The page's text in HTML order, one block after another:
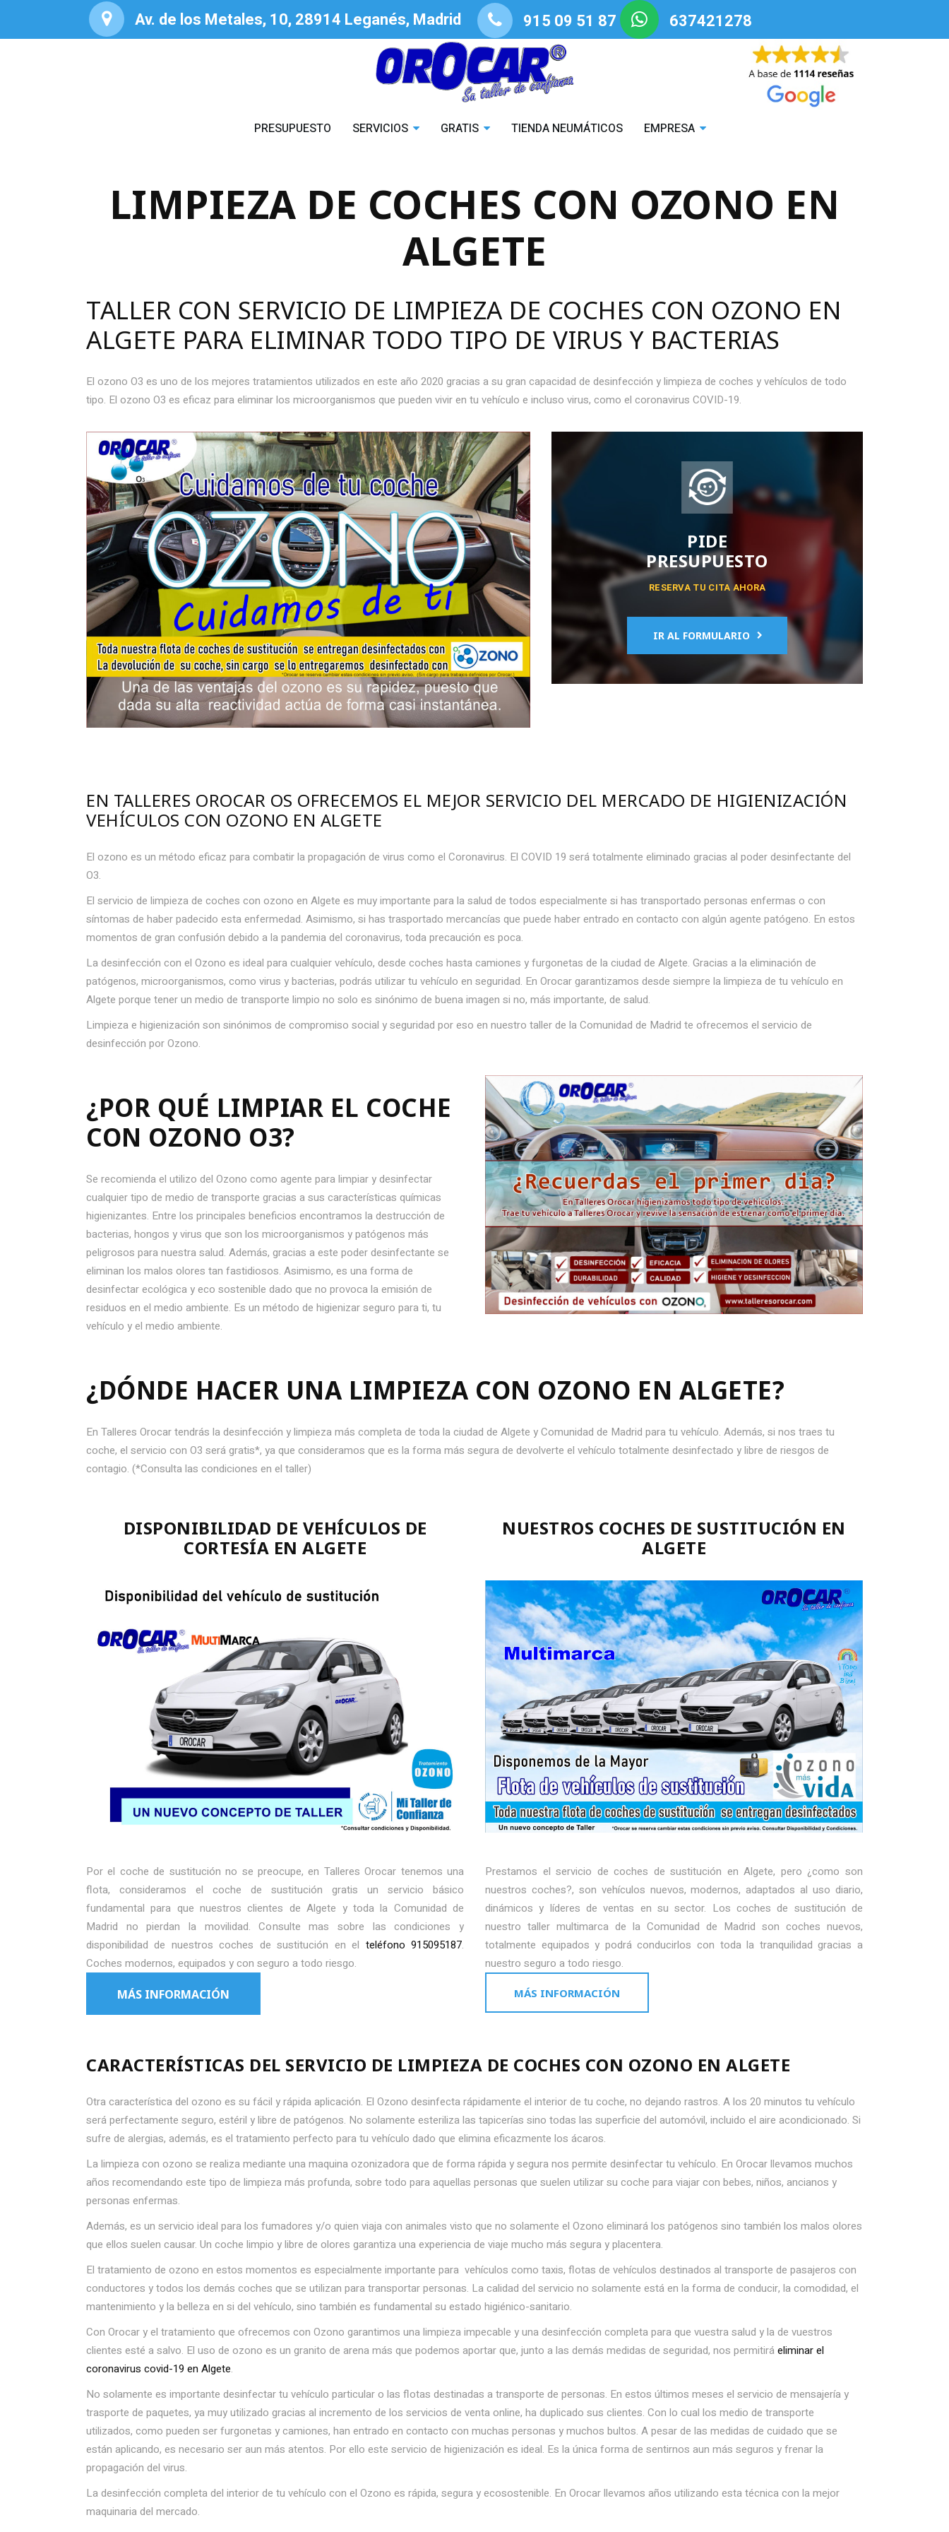
Av. de los Metales, 10, 28914 Leganés, Madrid 915 09 51 87 637421278
PRESUPUESTO SERVICIOS GRATIS TIENDA NEUMÁTICOS EMPRESA
LIMPIEZA DE COCHES CON OZONO EN
ALGETE
TALLER CON SERVICIO DE LIMPIEZA DE COCHES CON OZONO EN
ALGETE PARA ELIMINAR TODO TIPO DE VIRUS Y BACTERIAS
El ozono O3 es uno de los mejores tratamientos utilizados en este año 2020 gracias a su gran capacidad de desinfección y limpieza de coches y vehículos de todo
tipo. El ozono O3 es eficaz para eliminar los microorganismos que pueden vivir en tu vehículo e incluso virus, como el coronavirus COVID-19.
PIDE
PRESUPUESTO
RESERVA TU CITA AHORA
IR AL FORMULARIO
EN TALLERES OROCAR OS OFRECEMOS EL MEJOR SERVICIO DEL MERCADO DE HIGIENIZACIÓN
VEHÍCULOS CON OZONO EN ALGETE
El ozono es un método eficaz para combatir la propagación de virus como el Coronavirus. El COVID 19 será totalmente eliminado gracias al poder desinfectante del
O3.
El servicio de limpieza de coches con ozono en Algete es muy importante para la salud de todos especialmente si has transportado personas enfermas o con
síntomas de haber padecido esta enfermedad. Asimismo, si has trasportado mercancías que puede haber entrado en contacto con algún agente patógeno. En estos
momentos de gran confusión debido a la pandemia del coronavirus, toda precaución es poca.
La desinfección con el Ozono es ideal para cualquier vehículo, desde coches hasta camiones y furgonetas de la ciudad de Algete. Gracias a la eliminación de
patógenos, microorganismos, como virus y bacterias, podrás utilizar tu vehículo en seguridad. En Orocar garantizamos desde siempre la limpieza de tu vehículo en
Algete porque tener un medio de transporte limpio no solo es sinónimo de buena imagen si no, más importante, de salud.
Limpieza e higienización son sinónimos de compromiso social y seguridad por eso en nuestro taller de la Comunidad de Madrid te ofrecemos el servicio de
desinfección por Ozono.
¿POR QUÉ LIMPIAR EL COCHE
CON OZONO O3?
Se recomienda el utilizo del Ozono como agente para limpiar y desinfectar
cualquier tipo de medio de transporte gracias a sus características químicas
higienizantes. Entre los principales beneficios encontramos la destrucción de
bacterias, hongos y virus que son los microorganismos y patógenos más
peligrosos para nuestra salud. Además, gracias a este poder desinfectante se
eliminan los malos olores tan fastidiosos. Asimismo, es una forma de
desinfectar ecológica y eco sostenible dado que no provoca la emisión de
residuos en el medio ambiente. Es un método de higienizar seguro para ti, tu
vehículo y el medio ambiente.
¿DÓNDE HACER UNA LIMPIEZA CON OZONO EN ALGETE?
En Talleres Orocar tendrás la desinfección y limpieza más completa de toda la ciudad de Algete y Comunidad de Madrid para tu vehículo. Además, si nos traes tu
coche, el servicio con O3 será gratis*, ya que consideramos que es la forma más segura de devolverte el vehículo totalmente desinfectado y libre de riesgos de
contagio. (*Consulta las condiciones en el taller)
DISPONIBILIDAD DE VEHÍCULOS DE
CORTESÍA EN ALGETE
NUESTROS COCHES DE SUSTITUCIÓN EN
ALGETE
Por el coche de sustitución no se preocupe, en Talleres Orocar tenemos una
flota, consideramos el coche de sustitución gratis un servicio básico
fundamental para que nuestros clientes de Algete y toda la Comunidad de
Madrid no pierdan la movilidad. Consulte mas sobre las condiciones y
disponibilidad de nuestros coches de sustitución en el teléfono 915095187.
Coches modernos, equipados y con seguro a todo riesgo.
MÁS INFORMACIÓN
Prestamos el servicio de coches de sustitución en Algete, pero ¿como son
nuestros coches?, son vehículos nuevos, modernos, adaptados al uso diario,
dinámicos y líderes de ventas en su sector. Los coches de sustitución de
nuestro taller multimarca de la Comunidad de Madrid son coches nuevos,
totalmente equipados y podrá conducirlos con toda la tranquilidad gracias a
nuestro seguro a todo riesgo.
MÁS INFORMACIÓN
CARACTERÍSTICAS DEL SERVICIO DE LIMPIEZA DE COCHES CON OZONO EN ALGETE
Otra característica del ozono es su fácil y rápida aplicación. El Ozono desinfecta rápidamente el interior de tu coche, no dejando rastros. A los 20 minutos tu vehículo
será perfectamente seguro, estéril y libre de patógenos. No solamente esteriliza las tapicerías sino todas las superficie del automóvil, incluido el aire acondicionado. Si
sufre de alergias, además, es el tratamiento perfecto para tu vehículo dado que elimina eficazmente los ácaros.
La limpieza con ozono se realiza mediante una maquina ozonizadora que de forma rápida y segura nos permite desinfectar tu vehículo. En Orocar llevamos muchos
años recomendando este tipo de limpieza más profunda, sobre todo para aquellas personas que suelen utilizar su coche para viajar con bebes, niños, ancianos y
personas enfermas.
Además, es un servicio ideal para los fumadores y/o quien viaja con animales visto que no solamente el Ozono eliminará los patógenos sino también los malos olores
que ellos suelen causar. Un coche limpio y libre de olores garantiza una experiencia de viaje mucho más segura y placentera.
El tratamiento de ozono en estos momentos es especialmente importante para vehículos como taxis, flotas de vehículos destinados al transporte de pasajeros con
conductores y todos los demás coches que se utilizan para transportar personas. La calidad del servicio no solamente está en la forma de conducir, la comodidad, el
mantenimiento y la belleza en si del vehículo, sino también es fundamental su estado higiénico-sanitario.
Con Orocar y el tratamiento que ofrecemos con Ozono garantimos una limpieza impecable y una desinfección completa para que vuestra salud y la de vuestros
clientes esté a salvo. El uso de ozono es un granito de arena más que podemos aportar que, junto a las demás medidas de seguridad, nos permitiráeliminar el
coronavirus covid-19 en Algete.
No solamente es importante desinfectar tu vehículo particular o las flotas destinadas a transporte de personas. En estos últimos meses el servicio de mensajería y
trasporte de paquetes, ya muy utilizado gracias al incremento de los servicios de venta online, ha duplicado sus clientes. Con lo cual los medio de transporte
utilizados, como pueden ser furgonetas y camiones, han entrado en contacto con muchas personas y muchos bultos. A pesar de las medidas de cuidado que se
están aplicando, es necesario ser aun más atentos. Por ello este servicio de higienización es ideal. Es la única forma de sentirnos aun más seguros y frenar la
propagación del virus.
La desinfección completa del interior de tu vehículo con el Ozono es rápida, segura y ecosostenible. En Orocar llevamos años utilizando esta técnica con la mejor
maquinaria del mercado.